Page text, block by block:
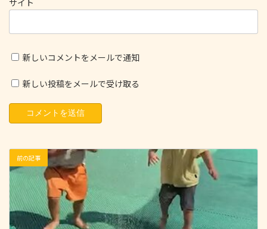
サイト
新しいコメントをメールで通知
新しい投稿をメールで受け取る
前の記事